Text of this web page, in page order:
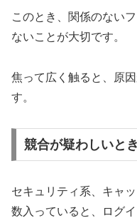
このとき、関係のない
ないことが大切です。
焦って広く触ると、原
す。
競合が疑わしいと
セキュリティ系、キャ
数入っていると、ログ